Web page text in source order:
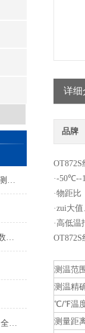
YBC-IV氧化锌避雷器直流参数测试仪讲解
雷击计数器测试仪 讲解技术参数性能
HLY-200C智能回路电阻测试仪 全面讲解
详细
品牌
·-50℃--
·物距比
·zui大
·高低温
测温范
测温精
℃/℉温
测量距